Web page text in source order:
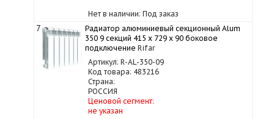
Нет в наличии: Под заказ
7
Радиатор алюминиевый секционный Alum
350 9 секций 415 x 729 x 90 боковое
подключение Rifar
Артикул: R-AL-350-09
Код товара: 483216
Страна:
РОССИЯ
Ценовой сегмент:
не указан